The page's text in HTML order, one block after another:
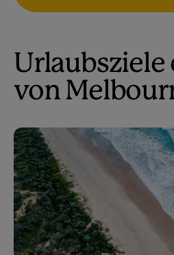
Urlaubsziele
von